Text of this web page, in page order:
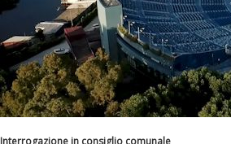
Interrogazione in consiglio comunale